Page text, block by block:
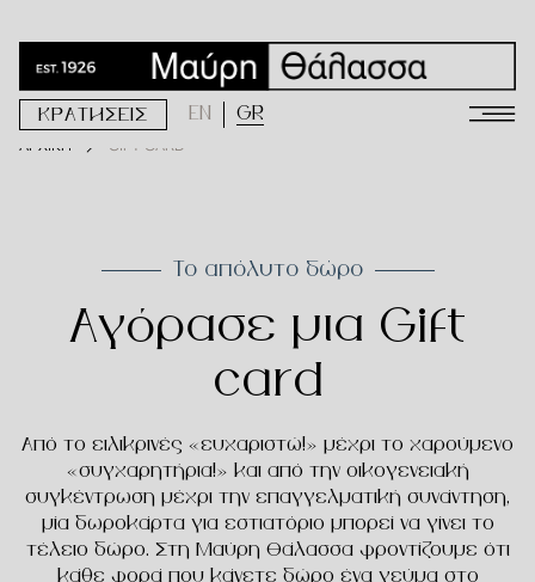
ΚΡΑΤΗΣΕΙΣ EN GR
ΑΡΧΙΚΗ GIFT CARD
Το απόλυτο δώρο
Αγόρασε μια Gift
card
Από το ειλικρινές «ευχαριστώ!» μέχρι το χαρούμενο
«συγχαρητήρια!» και από την οικογενειακή
συγκέντρωση μέχρι την επαγγελματική συνάντηση,
μία δωροκάρτα για εστιατόριο μπορεί να γίνει το
τέλειο δώρο. Στη Μαύρη Θάλασσα φροντίζουμε ότι
κάθε φορά που κάνετε δώρο ένα γεύμα στο